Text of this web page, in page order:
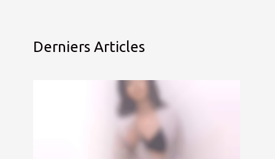
Derniers Articles